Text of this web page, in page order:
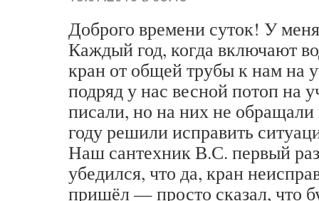
Доброго времени суток! У
Каждый год, когда включают
кран от общей трубы к нам на
подряд у нас весной потоп на
писали, но на них не
году решили исправить
Наш сантехник В.С. первый
убедился, что да, кран
пришёл — просто сказал, что